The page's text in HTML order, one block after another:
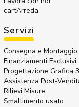
cartArreda
Servizi
Consegna e Montaggio
Finanziamenti Esclusivi
Progettazione Grafica
Assistenza Post-
Rilievi Misure
Smaltimento usato